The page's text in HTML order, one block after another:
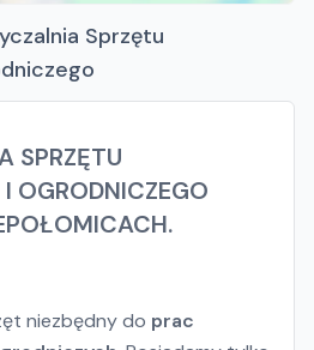
Sprzętu
SPRZĘTU
OGRODNICZEGO
niezbędny do prac